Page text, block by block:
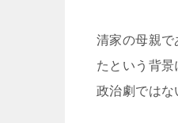
清家の母親
たという背
政治劇ではな